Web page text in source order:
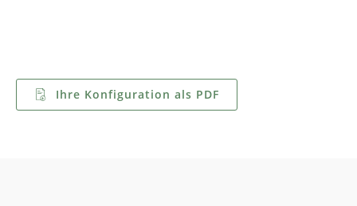
Ihre Konfiguration als PDF